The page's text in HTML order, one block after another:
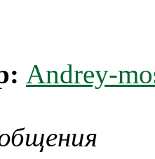
Andrey-